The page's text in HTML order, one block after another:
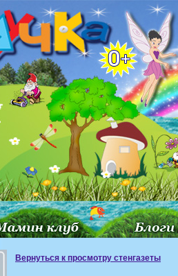
Вернуться к просмотру стенгазеты